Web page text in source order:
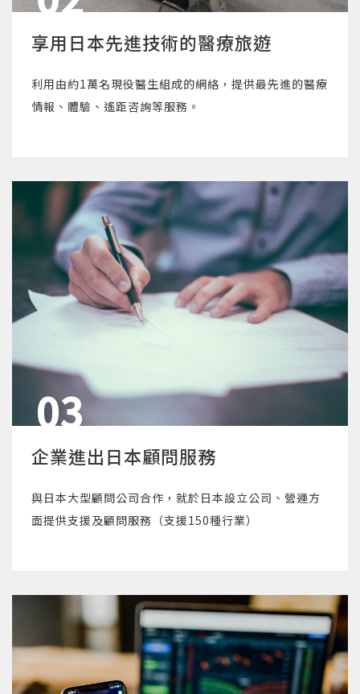
享用日本先進技術的醫療旅遊
利用由約1萬名現役醫生組成的網絡，提供最先進的醫療
情報、體驗、遙距咨詢等服務。
03
企業進出日本顧問服務
與日本大型顧問公司合作，就於日本設立公司、營運方
面提供支援及顧問服務（支援150種行業）